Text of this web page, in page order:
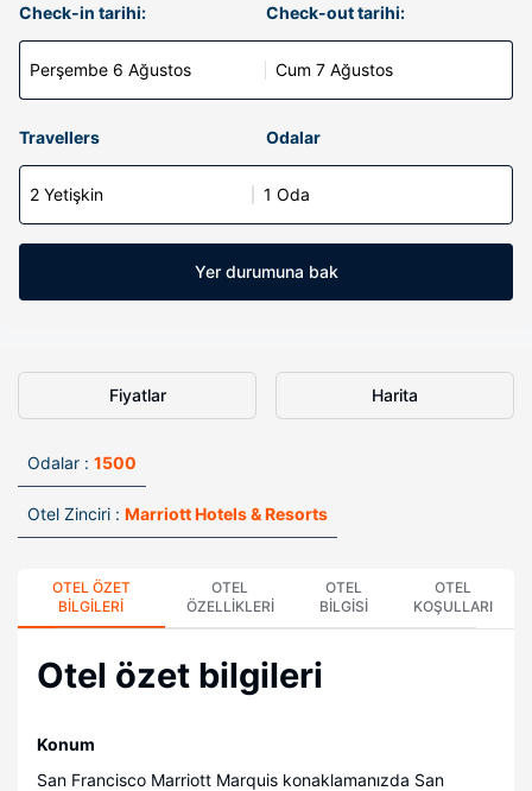
Check-in tarihi:
Perşembe 6 Ağustos
Check-out tarihi:
Cum 7 Ağustos
Travellers Odalar
2 Yetişkin 1 Oda
Yer durumuna bak
Fiyatlar Harita
Odalar : 1500
Otel Zinciri : Marriott Hotels & Resorts
OTEL ÖZET
BILGILERI
OTEL
ÖZELLIKLERI
OTEL
BILGISI
OTEL
KOŞULLARI
Otel özet bilgileri
Konum
San Francisco Marriott Marquis konaklamanızda San